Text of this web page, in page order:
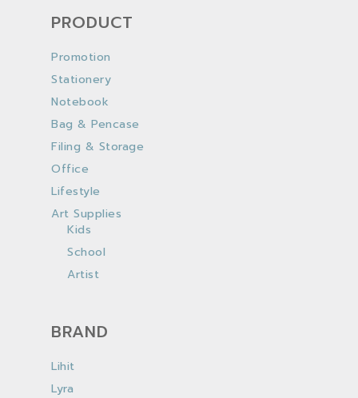
PRODUCT
Promotion
Stationery
Notebook
Bag & Pencase
Filing & Storage
Office
Lifestyle
Art Supplies
Kids
School
Artist
BRAND
Lihit
Lyra